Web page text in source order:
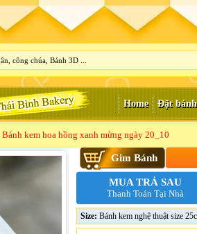
Home Đặt
Bánh kem hoa hồng xanh mừng ngày 20_10
Gim Bánh
MUA TRẢ SAU
Thanh Toán Tại Nhà
Size: Bánh kem nghệ thuật size